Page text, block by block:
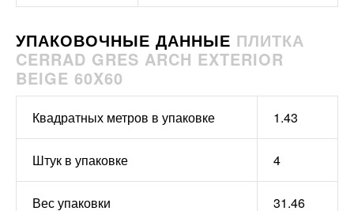
УПАКОВОЧНЫЕ ДАННЫЕ ПЛИТКА
CERRAD GRES ARCH EXTERIOR
BEIGE 60X60
Квадратных метров в упаковке 1.43
Штук в упаковке 4
Вес упаковки 31.46